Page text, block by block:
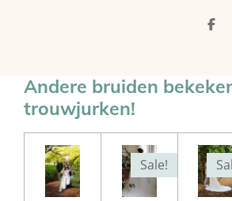
D
Andere bruiden
trouwjurken!
Sale!